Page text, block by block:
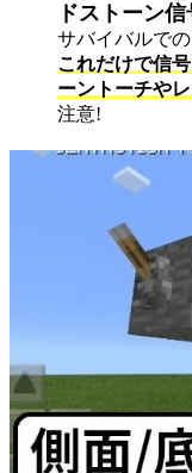
ドストーン
サバイバルでの
これだけで信
ーントーチや
注意!